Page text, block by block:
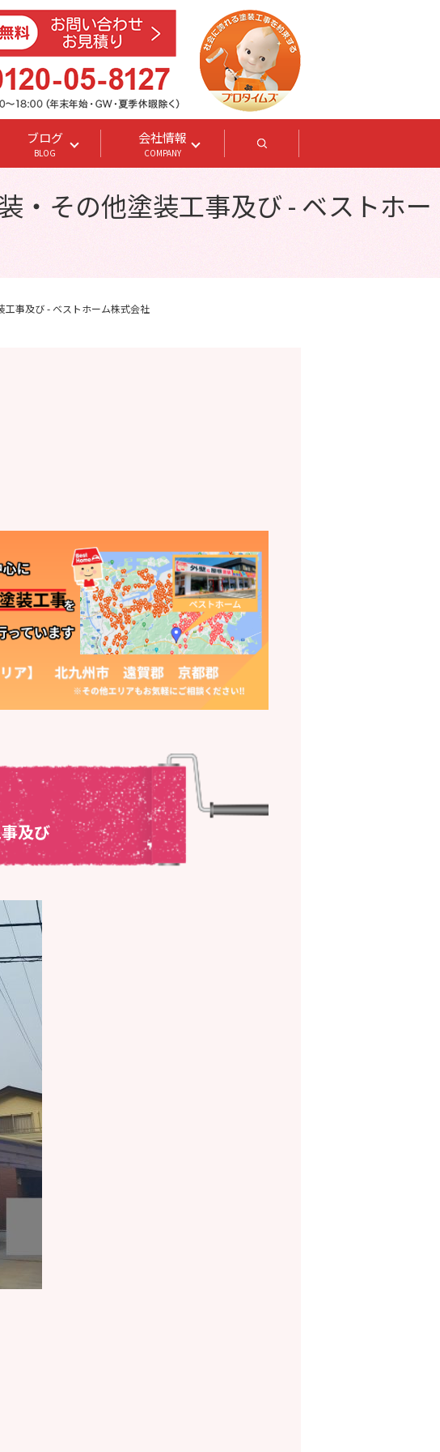
ブログ
BLOG
会社情報
COMPANY search
・その他塗装工事及び - ベストホー
工事及び - ベストホーム株式会社
及び